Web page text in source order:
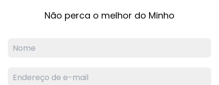
Não perca o melhor do Minho